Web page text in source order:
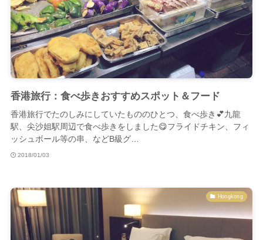
香港旅行：食べ歩きおすすめスポット＆フード
香港旅行でたのしみにしていたもののひとつ、食べ歩き💕九龍
駅、尖沙姐駅周辺で食べ歩きをしました😋フライドチキン、フィ
ッシュボール等の串、などB級グ…
2018/01/03
Hongkong